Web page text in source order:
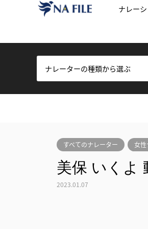
ナレー
ナレーターの種類から選ぶ
すべてのナレーター 女性
美保 いくよ
2023.01.07